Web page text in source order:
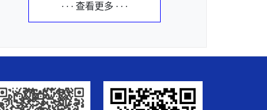
· · · 查看更多 · · ·